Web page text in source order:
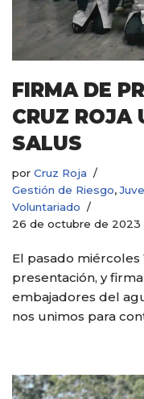
FIRMA DE
CRUZ ROJA
SALUS
por Cruz Roja
Gestión de Riesgo,
Voluntariado
26 de octubre de 2023
El pasado
presentación, y
embajadores del
nos unimos para